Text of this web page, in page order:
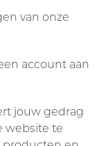
van onze
account aan
jouw gedrag
website te